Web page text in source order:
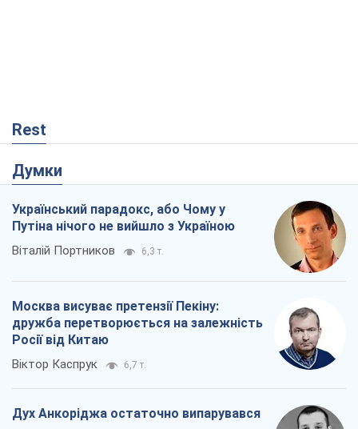
Rest
Думки
Український парадокс, або Чому у
Путіна нічого не вийшло з Україною
Віталій Портников 6,3 т.
Москва висуває претензії Пекіну:
дружба перетворюється на залежність
Росії від Китаю
Віктор Каспрук 6,7 т.
Дух Анкоріджа остаточно випарувався